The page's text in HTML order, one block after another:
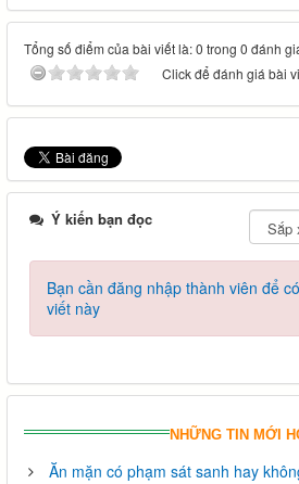
Tổng số điểm của bài viết là: 0 trong 0 đánh
Click để đánh giá bài
Ý kiến bạn đọc
Bạn cần đăng nhập thành viên để
viết này
NHỮNG TIN MỚI
Ăn mặn có phạm sát sanh hay